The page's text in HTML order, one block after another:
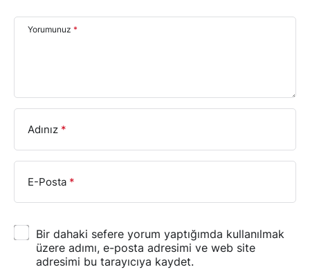
Yorumunuz *
Adınız *
E-Posta *
Bir dahaki sefere yorum yaptığımda kullanılmak
üzere adımı, e-posta adresimi ve web site
adresimi bu tarayıcıya kaydet.